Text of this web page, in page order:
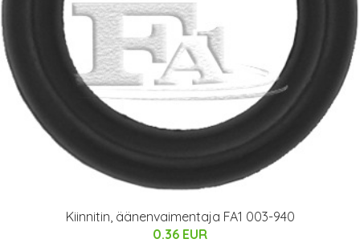
Kiinnitin, äänenvaimentaja FA1 003-940
0.36 EUR